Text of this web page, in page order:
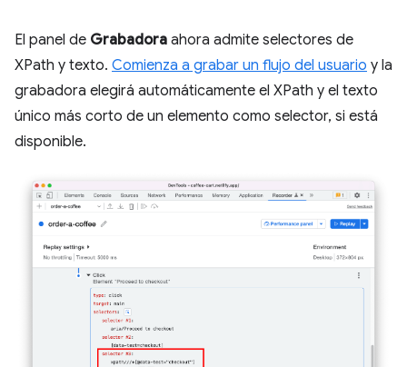
El panel de Grabadora ahora admite selectores de
XPath y texto. Comienza a grabar un flujo del usuario y la
grabadora elegirá automáticamente el XPath y el texto
único más corto de un elemento como selector, si está
disponible.